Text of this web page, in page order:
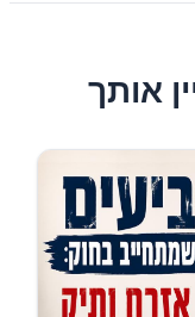
אותך